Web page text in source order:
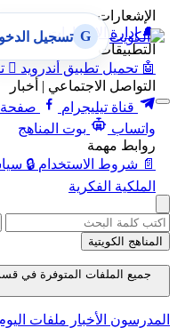
الإشعارات
🔔 إدارة الإشعارات
التطبيقات
🤖 تحميل تطبيق أندرويد 
التواصل الاجتماعي | أخبار
قناة تيليجرام
صفحة
واتساب
بوت المناهج
روابط مهمة
📄 شروط الاستخدام 🔒
الملكية الفكرية
G تسجيل
المناهج الكويتية
المدرسون الأخبار ملفات